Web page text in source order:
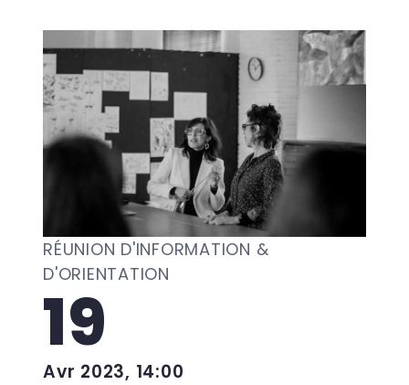
RÉUNION D'INFORMATION &
D'ORIENTATION
19
Avr 2023, 14:00